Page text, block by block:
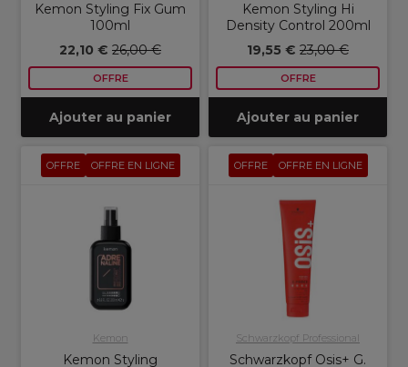
Kemon Styling Fix Gum
100ml
22,10 € 26,00 €
OFFRE
Ajouter au panier
Kemon Styling Hi
Density Control 200ml
19,55 € 23,00 €
OFFRE
Ajouter au panier
OFFRE OFFRE EN LIGNE
Kemon
Kemon Styling
OFFRE OFFRE EN LIGNE
Schwarzkopf Professional
Schwarzkopf Osis+ G.